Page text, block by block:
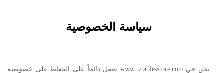
سياسة الخصوصية
نحن في www.tvtablesstore.com نعمل دائماً على الحفاظ على خصوصية